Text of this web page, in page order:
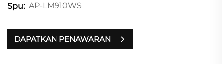
Spu: AP-LM910WS
DAPATKAN PENAWARAN